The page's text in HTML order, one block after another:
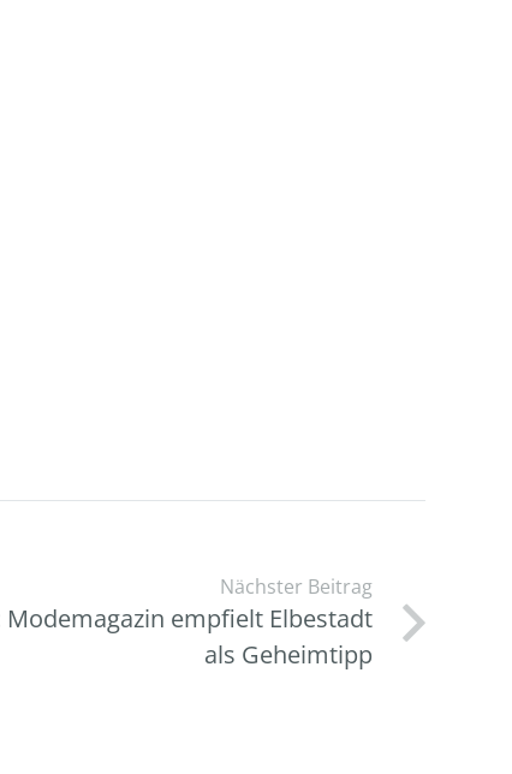
Nächster Beitrag
empfielt Elbestadt
als Geheimtipp